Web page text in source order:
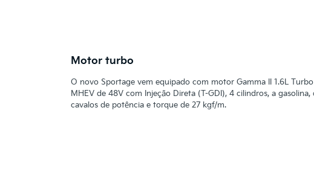
Motor turbo
O novo Sportage vem equipado com motor Gamma II 1.6L
MHEV de 48V com Injeção Direta (T-GDI), 4 cilindros, a gasolina,
cavalos de potência e torque de 27 kgf/m.